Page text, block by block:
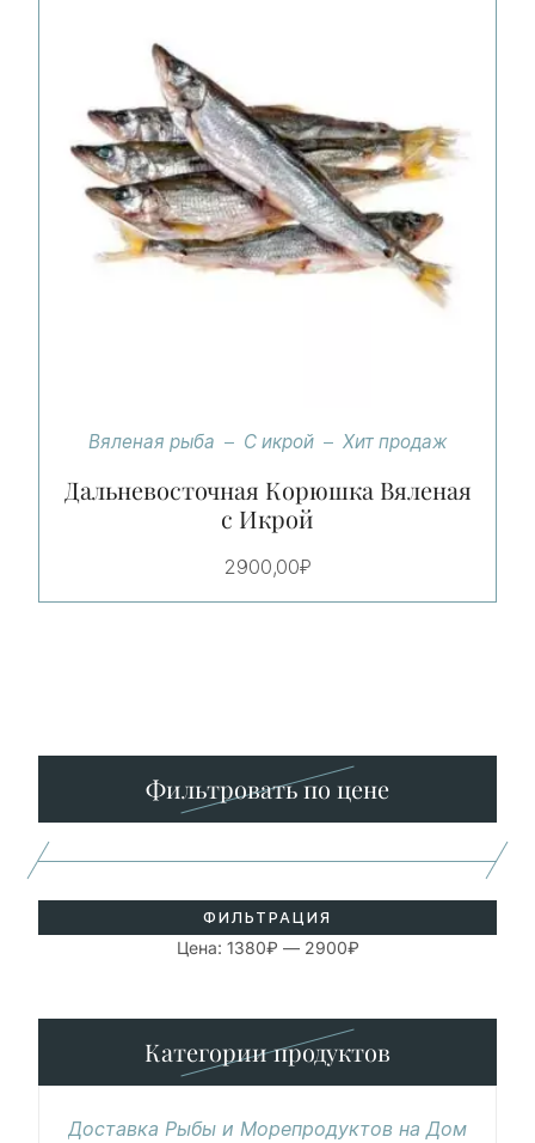
Вяленая рыба С икрой Хит продаж
Дальневосточная Корюшка Вяленая
с Икрой
2900,00₽
Фильтровать по цене
ФИЛЬТРАЦИЯ
Цена: 1380₽ — 2900₽
Категории продуктов
Доставка Рыбы и Морепродуктов на Дом